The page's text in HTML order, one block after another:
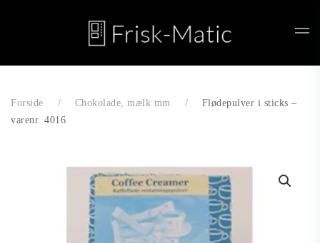
Skip to main content
Forside Chokolade, mælk mm
Flødepulver i sticks –
varenr. 4016